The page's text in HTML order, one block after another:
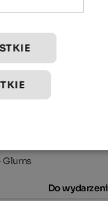
Glurns
Do